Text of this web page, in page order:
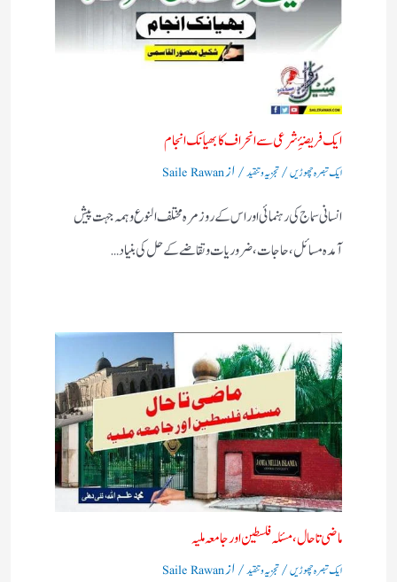
ایک فریضۂِ شرعی سے انحراف کا بھیانک انجام
ایک تبصرہ چھوڑیں/تجزیہ و تنقید/ ازSaile Rawan
انسانی سماج کی رہنمائی اور اس کے روز مرہ مختلف النوع وہمہ جہت پیش
آمدہ مسائل ، حاجات ، ضروریات وتقاضے کے حل کی بنیاد…
ماضی تا حال، مسئلہ فلسطین اور جامعہ ملیہ
ایک تبصرہ چھوڑیں/تجزیہ و تنقید/ ازSaile Rawan